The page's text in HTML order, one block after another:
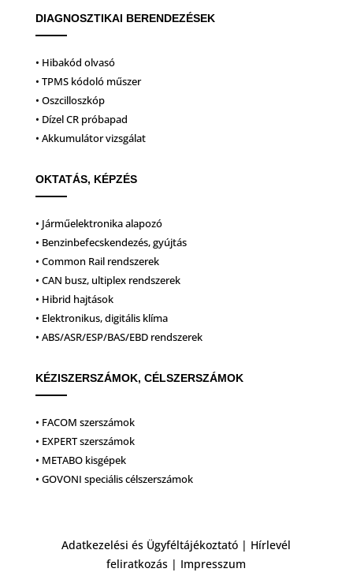
DIAGNOSZTIKAI BERENDEZÉSEK
• Hibakód olvasó
• TPMS kódoló műszer
• Oszcilloszkóp
• Dízel CR próbapad
• Akkumulátor vizsgálat
OKTATÁS, KÉPZÉS
• Járműelektronika alapozó
• Benzinbefecskendezés, gyújtás
• Common Rail rendszerek
• CAN busz, ultiplex rendszerek
• Hibrid hajtások
• Elektronikus, digitális klíma
• ABS/ASR/ESP/BAS/EBD rendszerek
KÉZISZERSZÁMOK, CÉLSZERSZÁMOK
• FACOM szerszámok
• EXPERT szerszámok
• METABO kisgépek
• GOVONI speciális célszerszámok
Adatkezelési és Ügyféltájékoztató | Hírlevél
feliratkozás | Impresszum